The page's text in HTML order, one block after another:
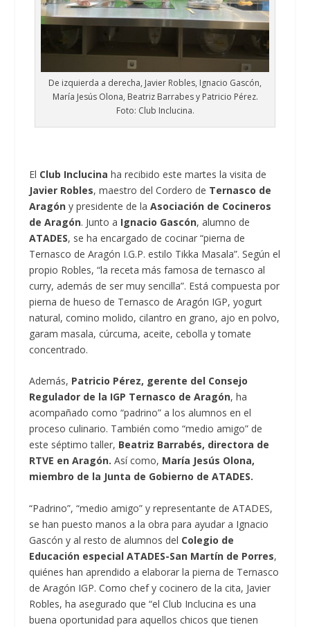
De izquierda a derecha, Javier Robles, Ignacio Gascón,
María Jesús Olona, Beatriz Barrabes y Patricio Pérez.
Foto: Club Inclucina.
El Club Inclucina ha recibido este martes la visita de
Javier Robles, maestro del Cordero de Ternasco de
Aragón y presidente de la Asociación de Cocineros
de Aragón. Junto a Ignacio Gascón, alumno de
ATADES, se ha encargado de cocinar “pierna de
Ternasco de Aragón I.G.P. estilo Tikka Masala”. Según el
propio Robles, “la receta más famosa de ternasco al
curry, además de ser muy sencilla”. Está compuesta por
pierna de hueso de Ternasco de Aragón IGP, yogurt
natural, comino molido, cilantro en grano, ajo en polvo,
garam masala, cúrcuma, aceite, cebolla y tomate
concentrado.
Además, Patricio Pérez, gerente del Consejo
Regulador de la IGP Ternasco de Aragón, ha
acompañado como “padrino” a los alumnos en el
proceso culinario. También como “medio amigo” de
este séptimo taller, Beatriz Barrabés, directora de
RTVE en Aragón. Así como, María Jesús Olona,
miembro de la Junta de Gobierno de ATADES.
“Padrino”, “medio amigo” y representante de ATADES,
se han puesto manos a la obra para ayudar a Ignacio
Gascón y al resto de alumnos del Colegio de
Educación especial ATADES-San Martín de Porres,
quiénes han aprendido a elaborar la pierna de Ternasco
de Aragón IGP. Como chef y cocinero de la cita, Javier
Robles, ha asegurado que “el Club Inclucina es una
buena oportunidad para aquellos chicos que tienen